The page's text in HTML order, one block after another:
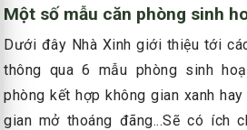
Một số mẫu căn phòng sinh
Dưới đây Nhà Xinh giới thiệu tới
thông qua 6 mẫu phòng sinh
phòng kết hợp không gian xanh
gian mở thoáng đãng...Sẽ có ích